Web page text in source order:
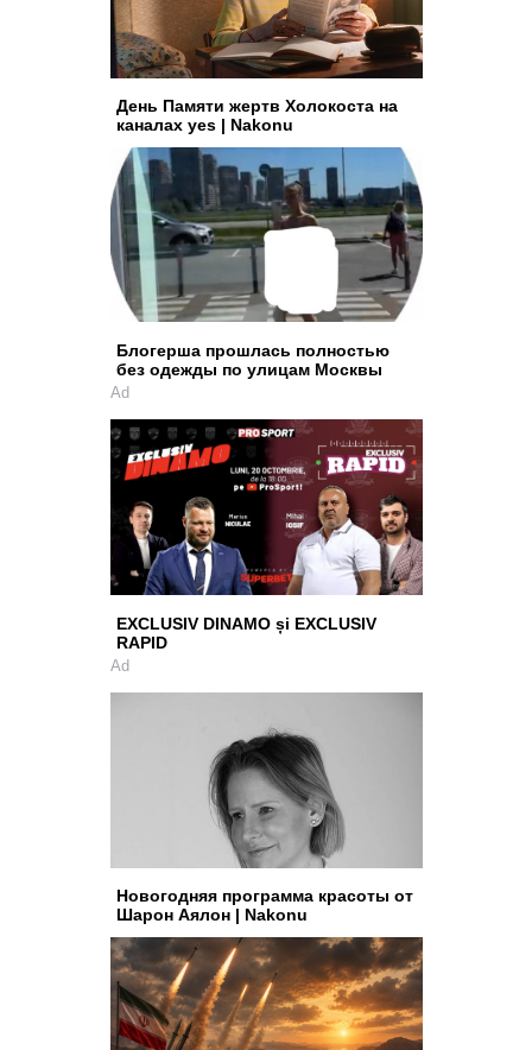
День Памяти жертв Холокоста на
каналах yes | Nakonu
Блогерша прошлась полностью
без одежды по улицам Москвы
Ad
EXCLUSIV DINAMO și EXCLUSIV
RAPID
Ad
Новогодняя программа красоты от
Шарон Аялон | Nakonu